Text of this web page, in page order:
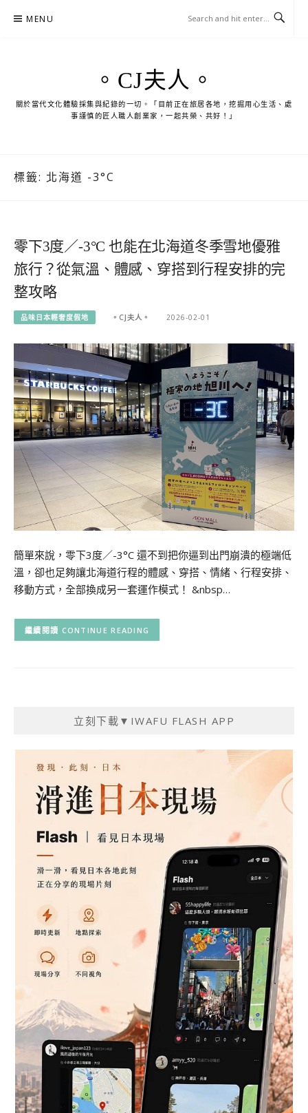
MENU
。CJ夫人。
關於當代文化體驗採集與紀錄的一切。「目前正在旅居各地，挖掘用心生活、處
事謹慎的匠人職人創業家，一起共榮、共好！」
標籤: 北海道 -3°C
零下3度／-3°C 也能在北海道冬季雪地優雅
旅行？從氣溫、體感、穿搭到行程安排的完
整攻略
品味日本輕奢度假地 。CJ夫人。 2026-02-01
簡單來說，零下3度／-3°C 還不到把你逼到出門崩潰的極端低
溫，卻也足夠讓北海道行程的體感、穿搭、情緒、行程安排、
移動方式，全部換成另一套運作模式！ &nbsp…
CONTINUE READING
立刻下載▼IWAFU FLASH APP